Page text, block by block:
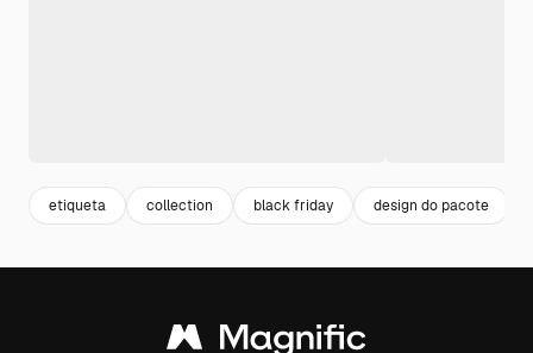
etiqueta collection black friday design do pacote